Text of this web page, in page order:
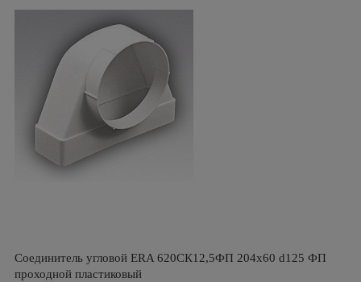
Соединитель угловой ERA 620СК12,5ФП 204х60 d125 ФП
проходной пластиковый